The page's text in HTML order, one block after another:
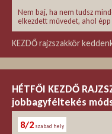
Nem baj, ha nem tudsz
elkezdett művedet, ahol
KEZDŐ rajzszakkör
HÉTFŐI KEZDŐ
jobbagyféltekés
8/2szabad hely